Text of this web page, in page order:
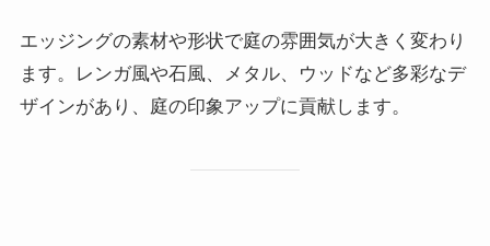
エッジングの素材や形状で庭の雰囲気が大きく変わり
ます。レンガ風や石風、メタル、ウッドなど多彩なデ
ザインがあり、庭の印象アップに貢献します。